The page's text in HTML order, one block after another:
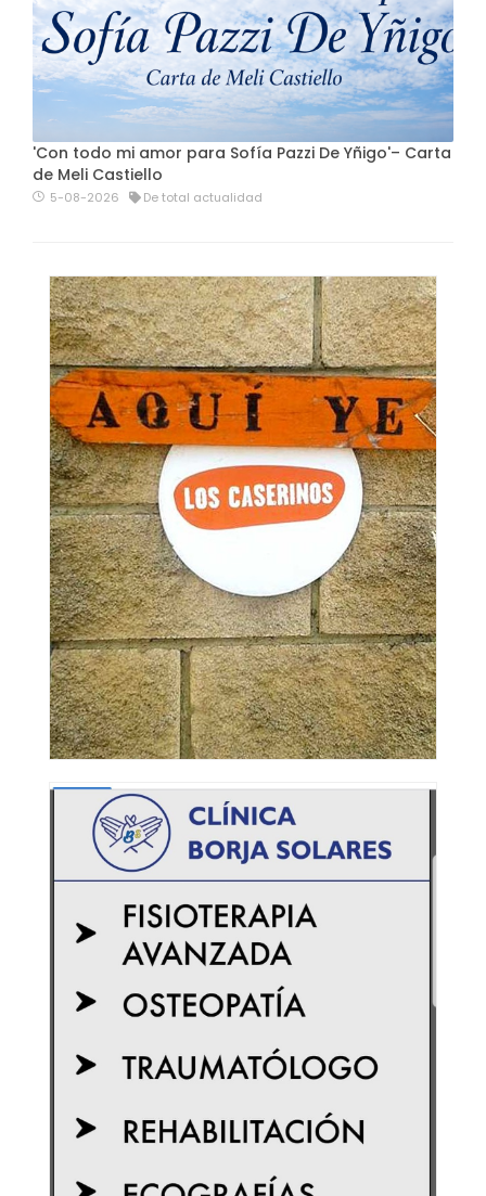
'Con todo mi amor para Sofía Pazzi De Yñigo'– Carta
de Meli Castiello
5-08-2026 De total actualidad